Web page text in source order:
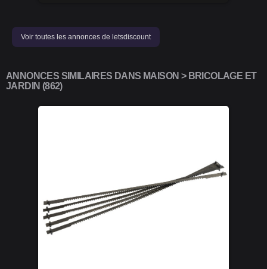
Voir toutes les annonces de letsdiscount
ANNONCES SIMILAIRES DANS MAISON > BRICOLAGE ET
JARDIN (862)